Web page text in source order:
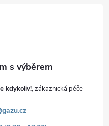
kdykoliv!
gazu.cz